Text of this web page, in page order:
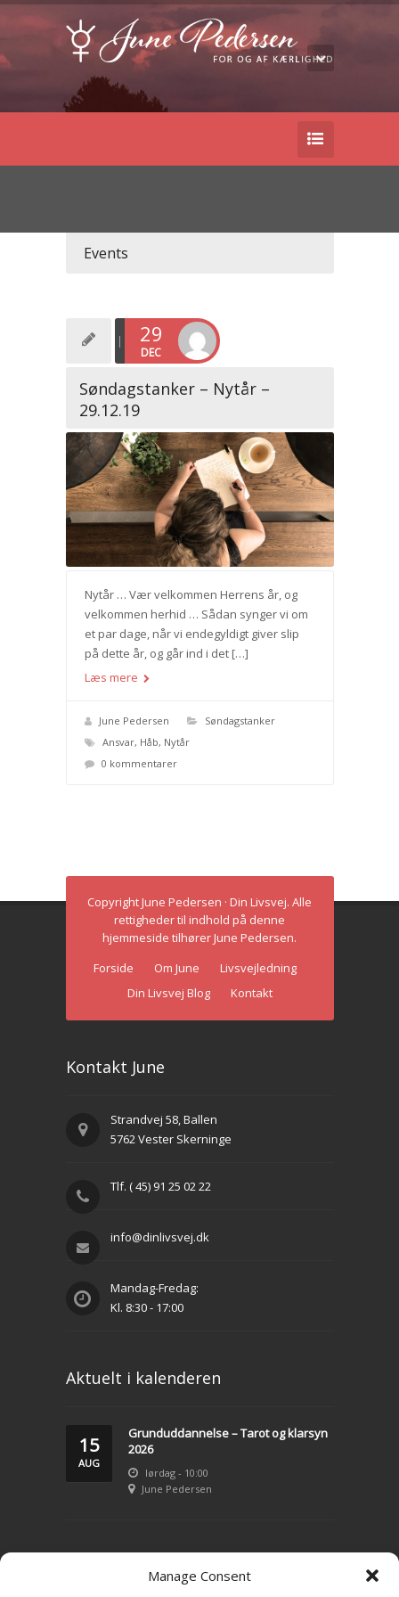
Manage Consent
Events
29
DEC
Søndagstanker – Nytår –
29.12.19
Nytår … Vær velkommen Herrens år, og
velkommen herhid … Sådan synger vi om
et par dage, når vi endegyldigt giver slip
på dette år, og går ind i det […]
Læs mere
June Pedersen
Søndagstanker
Ansvar, Håb, Nytår
0 kommentarer
Copyright June Pedersen · Din Livsvej. Alle
rettigheder til indhold på denne
hjemmeside tilhører June Pedersen.
Forside
Om June
Livsvejledning
Din Livsvej Blog
Kontakt
Kontakt June
Strandvej 58, Ballen
5762 Vester Skerninge
Tlf. ( 45) 91 25 02 22
info@dinlivsvej.dk
Mandag-Fredag:
Kl. 8:30 - 17:00
Aktuelt i kalenderen
15
AUG
Grunduddannelse – Tarot og klarsyn
2026
lørdag - 10:00
June Pedersen